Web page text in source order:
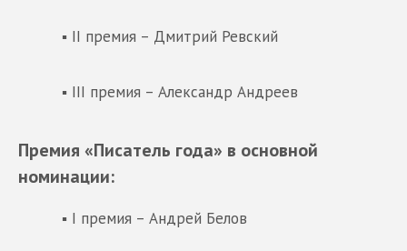
▪ II премия – Дмитрий Ревский
▪ III премия – Александр Андреев
Премия «Писатель года» в основной
номинации:
▪ I премия – Андрей Белов